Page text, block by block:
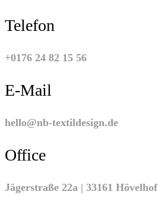
Telefon
+0176 24 82 15 56
E-Mail
hello@nb-textildesign.de
Office
Jägerstraße 22a | 33161 Hövelhof